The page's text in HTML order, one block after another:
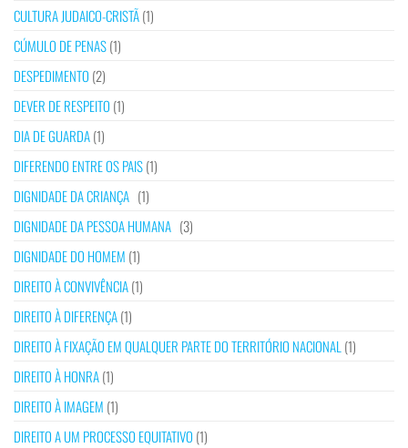
CULTURA JUDAICO-CRISTÃ(1)
CÚMULO DE PENAS(1)
DESPEDIMENTO (2)
DEVER DE RESPEITO (1)
DIA DE GUARDA(1)
DIFERENDO ENTRE OS PAIS(1)
DIGNIDADE DA CRIANÇA (1)
DIGNIDADE DA PESSOA HUMANA (3)
DIGNIDADE DO HOMEM (1)
DIREITO À CONVIVÊNCIA(1)
DIREITO À DIFERENÇA(1)
DIREITO À FIXAÇÃO EM QUALQUER PARTE DO TERRITÓRIO NACIONAL (1)
DIREITO À HONRA(1)
DIREITO À IMAGEM (1)
DIREITO A UM PROCESSO EQUITATIVO (1)